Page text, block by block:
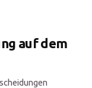
auf dem